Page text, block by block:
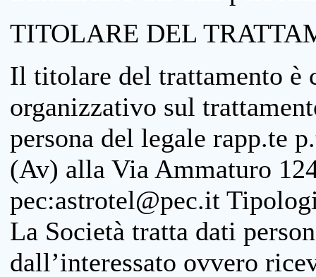
TITOLARE DEL
Il titolare del trattamento è
organizzativo sul
persona del legale rapp.te
(Av) alla Via Ammaturo
pec:astrotel@pec.it
La Società tratta dati
dall’interessato ovvero